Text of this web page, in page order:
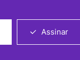
Assinar